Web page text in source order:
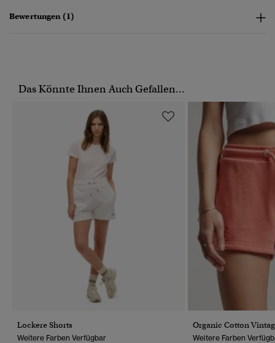
Bewertungen (1)
Das Könnte Ihnen Auch Gefallen...
Lockere Shorts
Weitere Farben Verfügbar
Organic Cotton
Weitere Farben